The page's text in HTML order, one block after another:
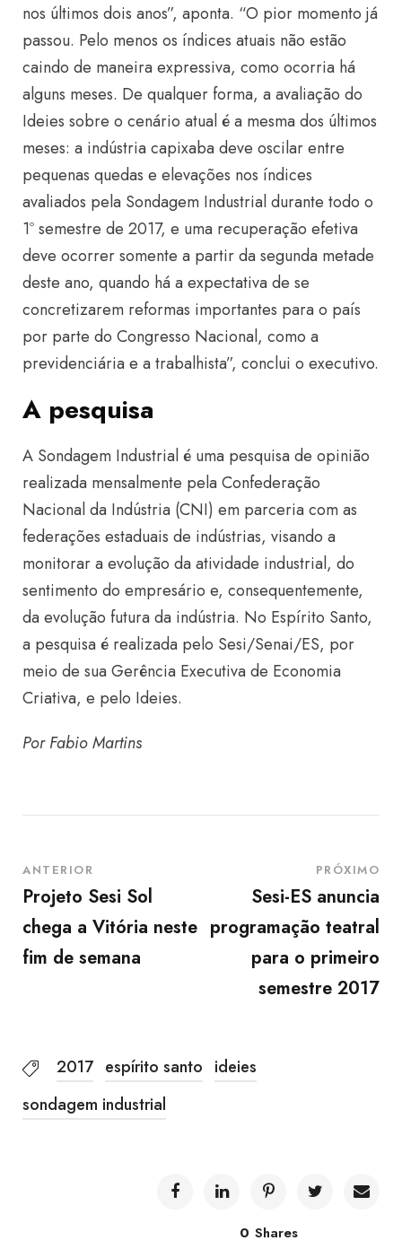
nos últimos dois anos”, aponta. “O pior momento já
passou. Pelo menos os índices atuais não estão
caindo de maneira expressiva, como ocorria há
alguns meses. De qualquer forma, a avaliação do
Ideies sobre o cenário atual é a mesma dos últimos
meses: a indústria capixaba deve oscilar entre
pequenas quedas e elevações nos índices
avaliados pela Sondagem Industrial durante todo o
1º semestre de 2017, e uma recuperação efetiva
deve ocorrer somente a partir da segunda metade
deste ano, quando há a expectativa de se
concretizarem reformas importantes para o país
por parte do Congresso Nacional, como a
previdenciária e a trabalhista”, conclui o executivo.
A pesquisa
A Sondagem Industrial é uma pesquisa de opinião
realizada mensalmente pela Confederação
Nacional da Indústria (CNI) em parceria com as
federações estaduais de indústrias, visando a
monitorar a evolução da atividade industrial, do
sentimento do empresário e, consequentemente,
da evolução futura da indústria. No Espírito Santo,
a pesquisa é realizada pelo Sesi/Senai/ES, por
meio de sua Gerência Executiva de Economia
Criativa, e pelo Ideies.
Por Fabio Martins
ANTERIOR
Projeto Sesi Sol
chega a Vitória neste
fim de semana
PRÓXIMO
Sesi-ES anuncia
programação teatral
para o primeiro
semestre 2017
2017 espírito santo ideies
sondagem industrial
0 Shares